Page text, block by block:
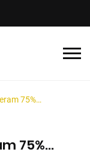
75%…
75%…